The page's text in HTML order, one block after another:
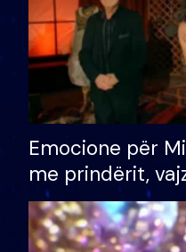
Emocione për
me prindërit,
bashkëshorten:
divorci apo jo?